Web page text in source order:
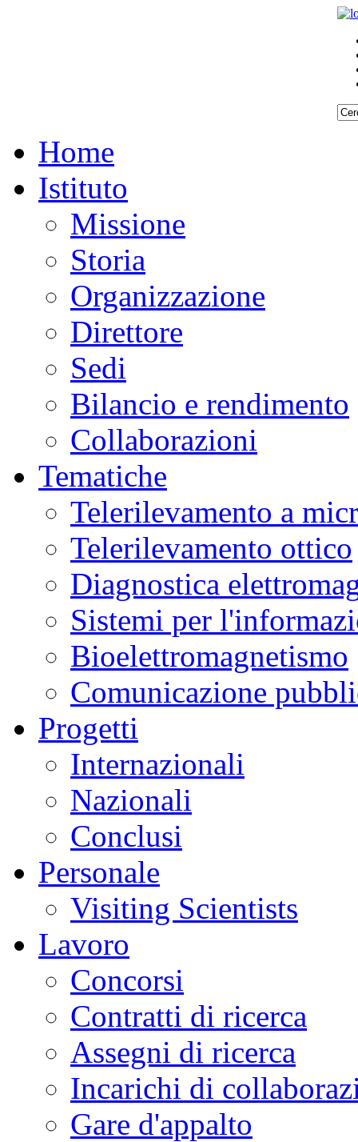
Home
Istituto
Missione
Storia
Organizzazione
Direttore
Sedi
Bilancio e rendimento
Collaborazioni
Tematiche
Telerilevamento a
Telerilevamento ottico
Diagnostica
Sistemi per
Bioelettromagnetismo
Comunicazione
Progetti
Internazionali
Nazionali
Conclusi
Personale
Visiting Scientists
Lavoro
Concorsi
Contratti di ricerca
Assegni di ricerca
Incarichi di
Gare d'appalto